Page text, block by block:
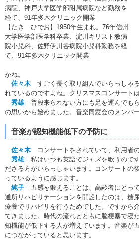
病院、神戸大学医学部附属病院など勤務を
経て、91年多木クリニック開業
【たき ひでお】1950年生まれ。76年信州
大学医学部医学科卒業、淀川キリスト教病
院小児科、佐野伊川谷病院小児科勤務を経
て、91年多木クリニック開業
かね。
佐々木 すごく長く取り組んでいらっしゃ
れているのですよね。クリスマスコンサート
秀雄普段来られない方にも足を運んでも
の思いから始めました。音楽同窓会のメンバ
音楽が認知機能低下の予防に
佐々木 コンサートをされていて、利用者
秀雄私はいつも英語でジャズを歌うので
ださる方がいらっしゃいます。コンサートの
っているように感じます。
純子 五感を鍛えることは、高齢者にとっ
通所リハビリテーションを開設したのは、糖
療養でリハビリを行うためでした。ですから
てきました。時代の流れとともに脳梗塞で寝
知機能が低下する人が増えています。音楽が
につながっていると思います。